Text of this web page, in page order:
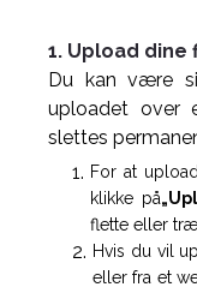
1. Upload dine
Du kan være
uploadet over
slettes
For at
klikke på
flette eller
Hvis du vil
eller fra et